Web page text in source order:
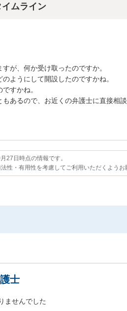
ムライン
が、何か受け取ったのですか。
ようにして開設したのですかね。
すかね。
あるので、お近くの弁護士に直接相
27日時点の情報です。
性・有用性を考慮してご利用いただくようお
士
ませんでした